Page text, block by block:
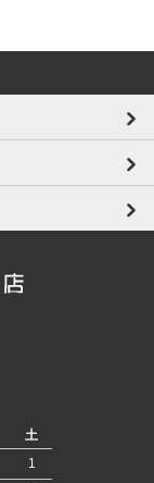
土
1